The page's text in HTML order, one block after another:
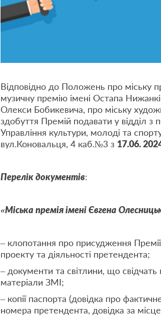
Відповідно до Положень про міську
музичну премію імені Остапа
Олекси Бобикевича, про міську
здобуття Премій подавати у відділ з
Управління культури, молоді та
вул.Коновальця, 4 каб.№3 з 17.06.
Перелік документів:
«Міська премія імені Євгена
– клопотання про присудження
проекту та діяльності претендента;
– документи та світлини, що свідчать
матеріали ЗМІ;
– копії паспорта (довідка про
номера претендента, довідка за